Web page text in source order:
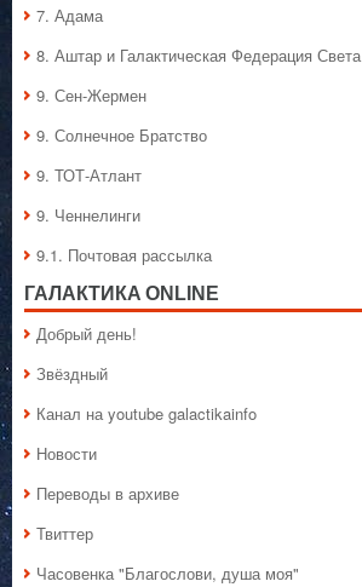
7. Адама
8. Аштар и Галактическая Федерация Света
9. Сен-Жермен
9. Солнечное Братство
9. ТОТ-Атлант
9. Ченнелинги
9.1. Почтовая рассылка
ГАЛАКТИКA ONLINE
Добрый день!
Звёздный
Канал на youtube galactikainfo
Новости
Переводы в архиве
Твиттер
Часовенка "Благослови, душа моя"